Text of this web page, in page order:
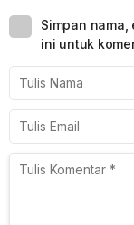
Simpan
ini untuk